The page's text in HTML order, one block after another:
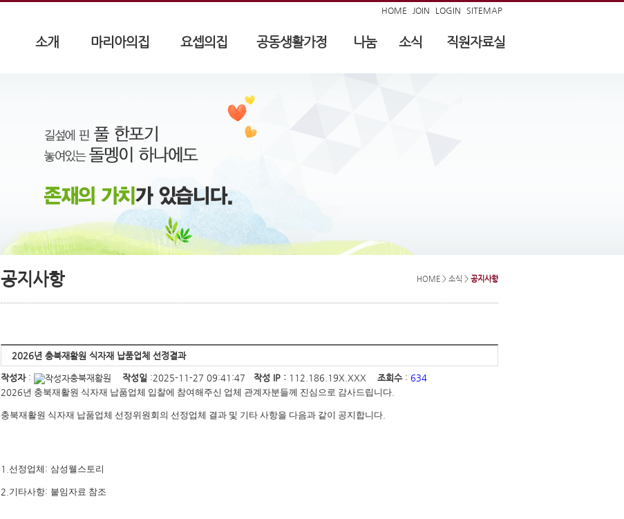
HOME JOIN LOGIN SITEMAP
소개 마리아의집 요셉의집 공동생활가정 나눔 소식 직원자료실
공지사항 HOME > 소식 > 공지사항
2026년 충북재활원 식자재 납품업체 선정결과
작성자: 충북재활원 작성일 :2025-11-27 09:41:47 작성 IP : 112.186.19X.XXX 조회수: 634
2026년 충북재활원 식자재 납품업체 입찰에 참여해주신 업체 관계자분들께 진심으로 감사드립니다
충북재활원 식자재 납품업체 선정위원회의 선정업체 결과 및 기타 사항을 다음과 같이 공지합니다
1. 선정업체 : 삼성웰스토리
2. 기타사항: 붙임자료 참조